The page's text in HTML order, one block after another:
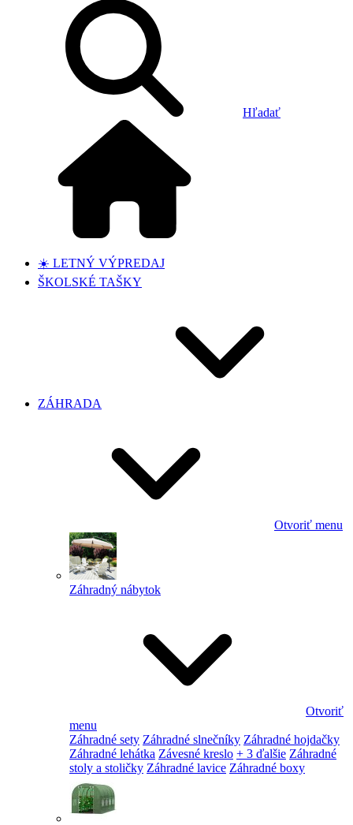
Hľadať
☀️ LETNÝ VÝPREDAJ
ŠKOLSKÉ TAŠKY
ZÁHRADA
Otvoriť menu
Záhradný nábytok
Otvoriť
menu
Záhradné sety Záhradné slnečníky Záhradné hojdačky
Záhradné lehátka Závesné kreslo + 3 ďalšie Záhradné
stoly a stoličky Záhradné lavice Záhradné boxy